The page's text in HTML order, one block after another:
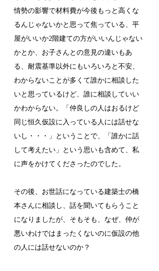
情勢の影響で材料費が今後もっと高くな
るんじゃないかと思って焦っている、平
屋がいいか2階建ての方がいいんじゃない
かとか、お子さんとの意見の違いもあ
る、耐震基準以外にもいろいろと不安、
わからないことが多くて誰かに相談した
いと思っているけど、誰に相談していい
かわからない。「仲良しの人はおるけど
同じ恒久仮設に入っている人には話せな
いし・・・」ということで、「誰かに話
して考えたい」という思いも含めて、私
に声をかけてくださったのでした。
その後、お世話になっている建築士の橋
本さんに相談し、話を聞いてもらうこと
になりましたが、そもそも、なぜ、仲が
悪いわけではまったくないのに仮設の他
の人には話せないのか？